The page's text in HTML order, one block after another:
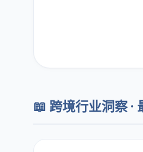
📖 跨境行业洞察 ·